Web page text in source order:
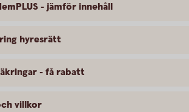
- jämför innehåll
hyresrätt
- få rabatt
villkor